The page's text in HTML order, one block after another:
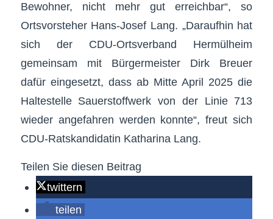
Bewohner, nicht mehr gut erreichbar“, so
Ortsvorsteher Hans-Josef Lang. „Daraufhin hat
sich der CDU-Ortsverband Hermülheim
gemeinsam mit Bürgermeister Dirk Breuer
dafür eingesetzt, dass ab Mitte April 2025 die
Haltestelle Sauerstoffwerk von der Linie 713
wieder angefahren werden konnte“, freut sich
CDU-Ratskandidatin Katharina Lang.
Teilen Sie diesen Beitrag
twittern
teilen